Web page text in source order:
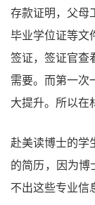
存款证明，父母
毕业学位证等文
签证，签证官查
需要。而第一次
大提升。所以在
赴美读博士的学
的简历，因为
不出这些专业信